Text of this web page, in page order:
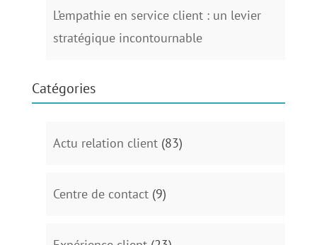
L’empathie en service client : un levier
stratégique incontournable
Catégories
Actu relation client(83)
Centre de contact(9)